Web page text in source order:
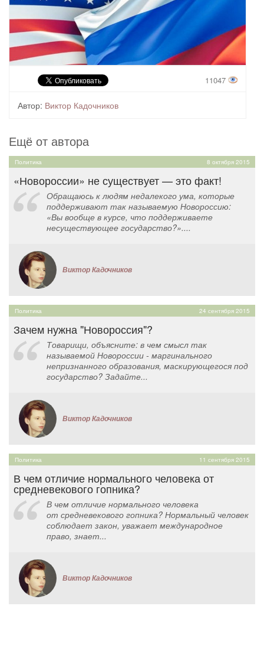
11047
Автор: Виктор Кадочников
Ещё от автора
Политика 8 октября 2015
«Новороссии» не существует — это факт!
Обращаюсь к людям недалекого ума, которые
поддерживают так называемую Новороссию:
«Вы вообще в курсе, что поддерживаете
несуществующее государство?»....
Виктор Кадочников
Политика 24 сентября 2015
Зачем нужна "Новороссия"?
Товарищи, объясните: в чем смысл так
называемой Новороссии - маргинального
непризнанного образования, маскирующегося под
государство? Задайте...
Виктор Кадочников
Политика 11 сентября 2015
В чем отличие нормального человека от
средневекового гопника?
В чем отличие нормального человека
от средневекового гопника? Нормальный человек
соблюдает закон, уважает международное
право, знает...
Виктор Кадочников